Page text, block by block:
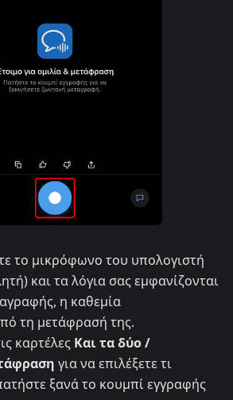
το μικρόφωνο του υπολογιστή
και τα λόγια σας εμφανίζονται
η καθεμία
τη μετάφρασή της.
καρτέλες Και τα δύο /
για να επιλέξετε τι
ξανά το κουμπί εγγραφής